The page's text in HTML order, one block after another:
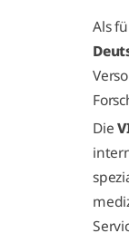
Als
Die